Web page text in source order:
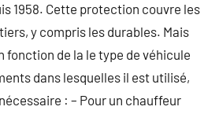
1958. Cette protection couvre les
y compris les durables. Mais
fonction de la le type de véhicule
dans lesquelles il est utilisé,
: – Pour un chauffeur